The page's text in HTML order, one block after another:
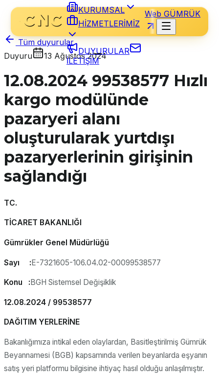
KURUMSAL
HİZMETLERİMİZ
DUYURULAR
İLETİŞİM
Web GÜMRÜK
Tüm duyurular
Duyuru
13 Ağustos 2024
12.08.2024 99538577 Hızlı
kargo modülünde
pazaryeri alanı
oluşturularak yurtdışı
pazaryerlerinin girişinin
sağlandığı
TC.
TİCARET BAKANLIĞI
Gümrükler Genel Müdürlüğü
Sayı :E-7321605-106.04.02-00099538577
Konu : BGH Sistemsel Değişiklik
12.08.2024 / 99538577
DAĞITIM YERLERİNE
Bakanlığımıza intikal eden olaylardan, Basitleştirilmiş Gümrük
Beyannamesi (BGB) kapsamında verilen beyanlarda eşyanın
satış yeri platformu bilgisine ihtiyaç hasıl olduğu anlaşılmıştır.